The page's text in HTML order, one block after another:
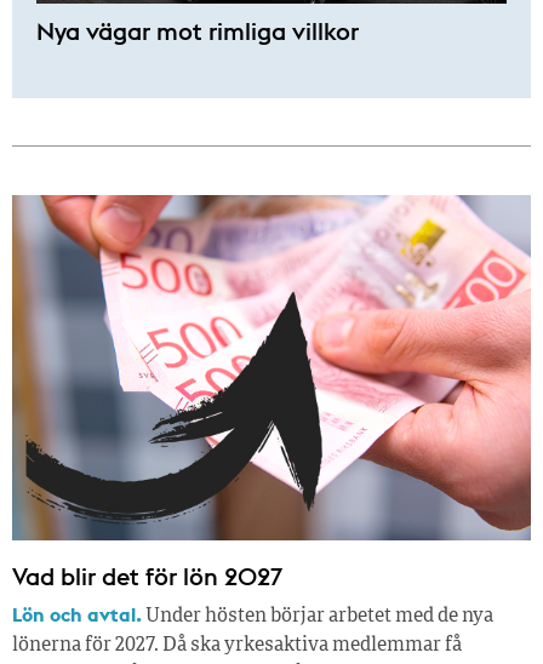
Nya vägar mot rimliga villkor
Vad blir det för lön 2027
Lön och avtal. Under hösten börjar arbetet med de nya
lönerna för 2027. Då ska yrkesaktiva medlemmar få